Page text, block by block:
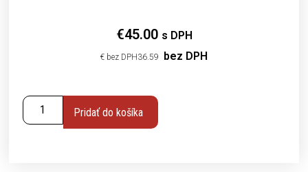
€45.00 s DPH
€ 36.59 bez DPH
Pridať do košíka